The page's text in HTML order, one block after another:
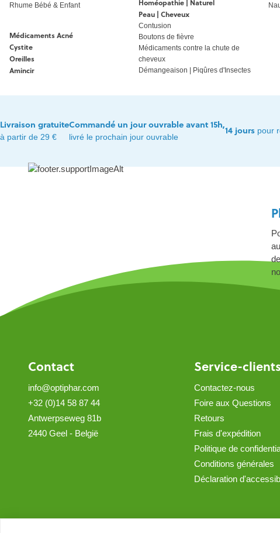
Rhume Bébé & Enfant
Médicaments Acné
Cystite
Oreilles
Amincir
Homéopathie | Naturel
Peau | Cheveux
Contusion
Boutons de fièvre
Médicaments contre la chute de
cheveux
Démangeaison | Piqûres d'Insectes
Livraison gratuite
à partir de 29 €
Commandé un jour ouvrable avant 15h,
livré le prochain jour ouvrable
14 jours pour
Contact
info@optiphar.com
+32 (0)14 58 87 44
Antwerpseweg 81b
2440 Geel - België
Service-clients
Contactez-nous
Foire aux Questions
Retours
Frais d'expédition
Politique de
Conditions générales
Déclaration